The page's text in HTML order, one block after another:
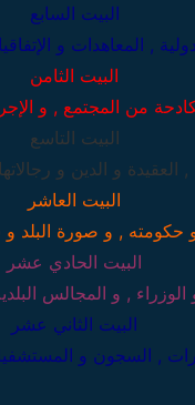
البيت السابع
, المعاهدات و
البيت الثامن
من المجتمع , و
البيت التاسع
, العقيدة و الدين و
البيت العاشر
حكومته , و صورة البلد و
البيت الحادي عشر
الوزراء , و المجالس
البيت الثاني عشر
, السجون و